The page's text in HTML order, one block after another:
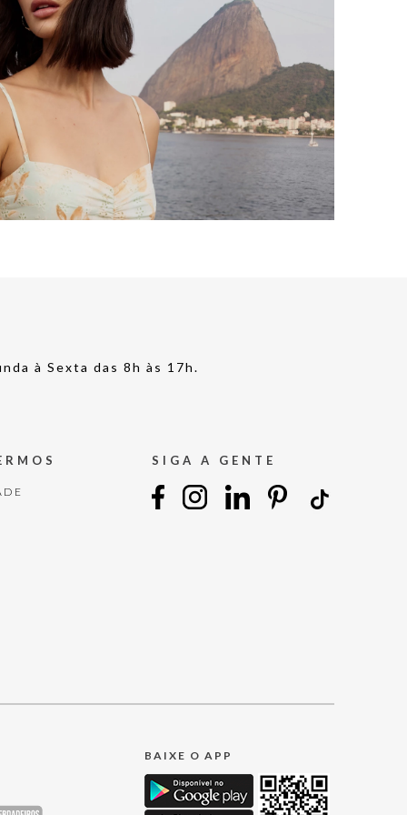
à Sexta das 8h às 17h.
SIGA A GENTE
BAIXE O APP